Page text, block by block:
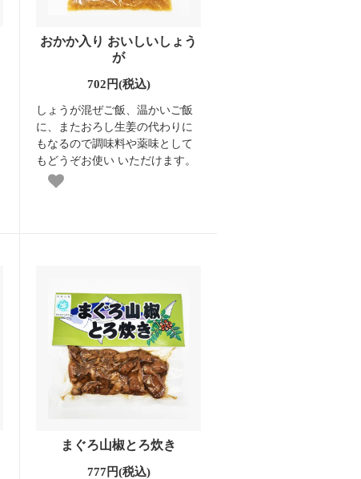
おかか入り おいしいしょう
が
702円(税込)
しょうが混ぜご飯、温かいご飯
に、またおろし生姜の代わりに
もなるので調味料や薬味として
もどうぞお使い いただけます。
まぐろ山椒とろ炊き
777円(税込)